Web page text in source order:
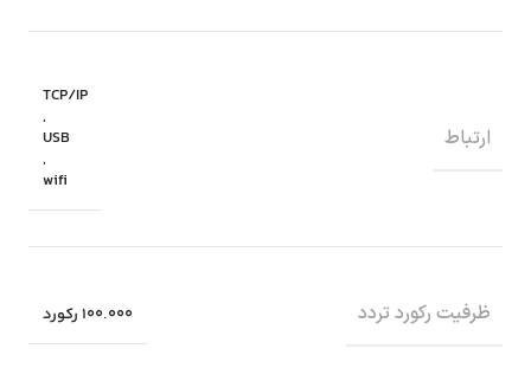
ارتباط
TCP/IP
,
USB
,
wifi
ظرفیت رکورد تردد 100.000 رکورد